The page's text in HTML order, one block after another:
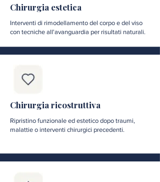
Chirurgia estetica
Interventi di rimodellamento del corpo e del viso
con tecniche all'avanguardia per risultati naturali.
Chirurgia ricostruttiva
Ripristino funzionale ed estetico dopo traumi,
malattie o interventi chirurgici precedenti.